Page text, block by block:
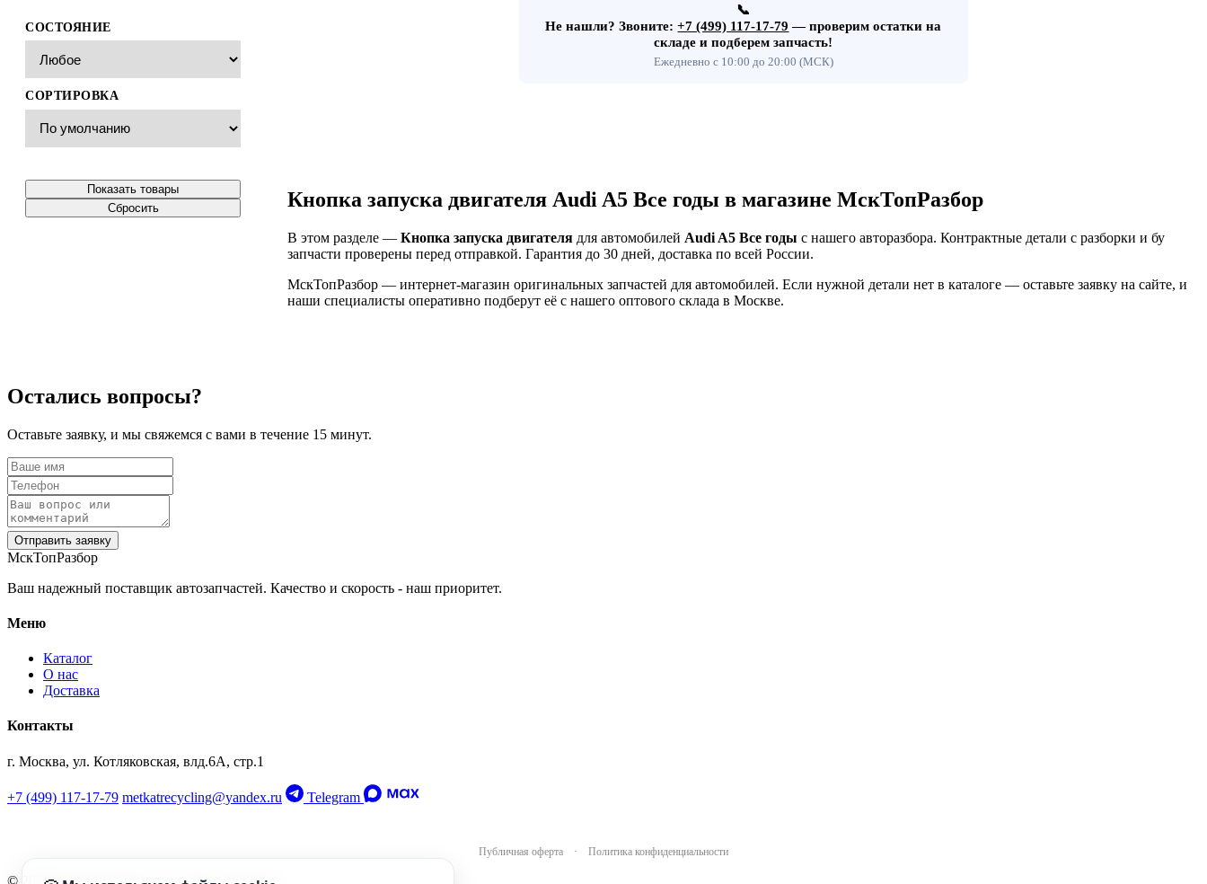
СОСТОЯНИЕ
СОРТИРОВКА
Показать товары
Сбросить
📞
Не нашли?Звоните:+7 (499) 117-17-79 — проверим остатки на
складе и подберем запчасть!
Ежедневно с 10:00 до 20:00 (МСК)
Кнопка запуска двигателя Audi A5 Все годы в магазине МскТопРазбор
В этом разделе — Кнопка запуска двигателя для автомобилей Audi A5 Все годы с нашего авторазбора. Контрактные детали с разборки и бу
запчасти проверены перед отправкой. Гарантия до 30 дней, доставка по всей России.
МскТопРазбор — интернет-магазин оригинальных запчастей для автомобилей. Если нужной детали нет в каталоге — оставьте заявку на сайте, и
наши специалисты оперативно подберут её с нашего оптового склада в Москве.
Остались вопросы?
Оставьте заявку, и мы свяжемся с вами в течение 15 минут.
Отправить заявку
МскТопРазбор
Ваш надежный поставщик автозапчастей. Качество и скорость - наш приоритет.
Меню
Каталог
О нас
Доставка
Контакты
г. Москва, ул. Котляковская, влд.6А, стр.1
+7 (499) 117-17-79 metkatrecycling@yandex.ru Telegram
Публичная оферта · Политика конфиденциальности
© 2026 МскТопРазбор. Все права защищены.